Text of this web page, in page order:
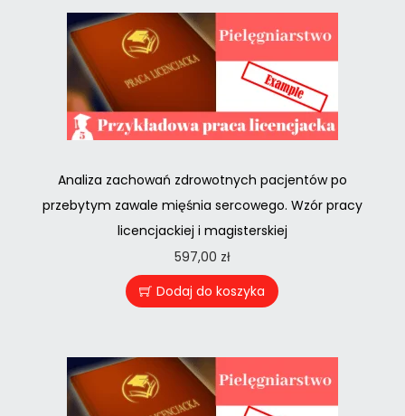
Analiza zachowań zdrowotnych pacjentów po
przebytym zawale mięśnia sercowego. Wzór pracy
licencjackiej i magisterskiej
597,00 zł
Dodaj do koszyka